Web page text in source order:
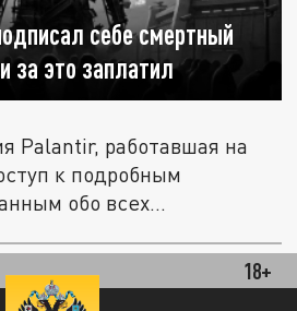
18+
себе смертный
за это заплатил
Palantir, работавшая на
к подробным
обо всех...